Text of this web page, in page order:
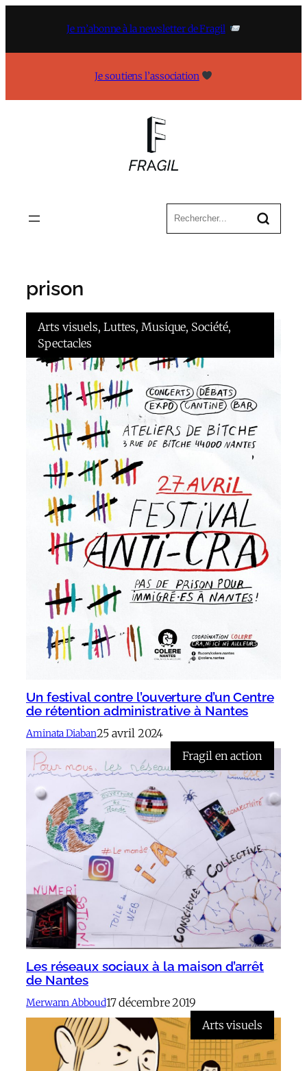
Je m’abonne à la newsletter de Fragil
Je soutiens l’association
prison
Arts visuels, Luttes, Musique, Société
Spectacles
Un festival contre l’ouverture d’un Centre
de rétention administrative à Nantes
Aminata Diaban25 avril 2024
Fragil en action
Les réseaux sociaux à la maison d’arrêt
de Nantes
Merwann Abboud17 décembre 2019
Arts visuels